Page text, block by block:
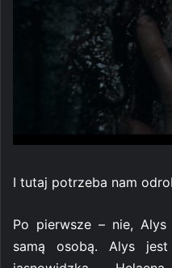
I tutaj potrzeba nam
Po pierwsze – nie,
samą osobą. Alys jest